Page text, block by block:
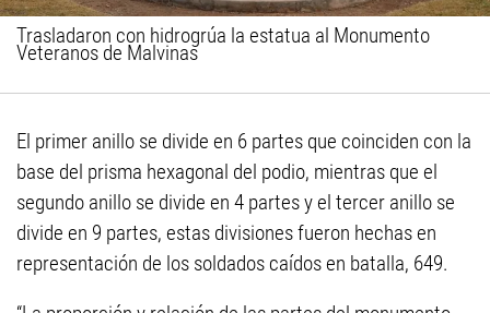
Trasladaron con hidrogrúa la estatua al Monumento
Veteranos de Malvinas
El primer anillo se divide en 6 partes que coinciden con la
base del prisma hexagonal del podio, mientras que el
segundo anillo se divide en 4 partes y el tercer anillo se
divide en 9 partes, estas divisiones fueron hechas en
representación de los soldados caídos en batalla, 649.